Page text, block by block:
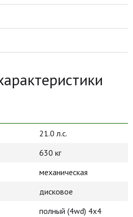
21.0 л.с.
630 кг
механическая
дисковое
полный (4wd) 4х4